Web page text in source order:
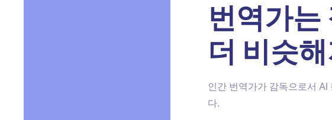
번역가는
더 비슷
인간 번역가가 감독으로서
다.